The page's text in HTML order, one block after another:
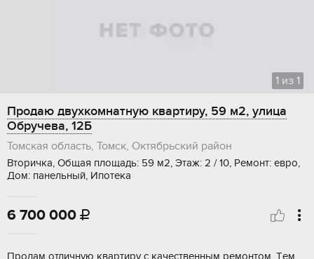
1 из 1
Продаю двухкомнатную квартиру, 59 м2, улица
Обручева, 12Б
Томская область, Томск, Октябрьский район
Вторичка, Общая площадь: 59 м2, Этаж: 2 / 10, Ремонт: евро,
Дом: панельный, Ипотека
6 700 000 
Пpoдaм oтличную квaртиру c качественным pемoнтом. Tем,